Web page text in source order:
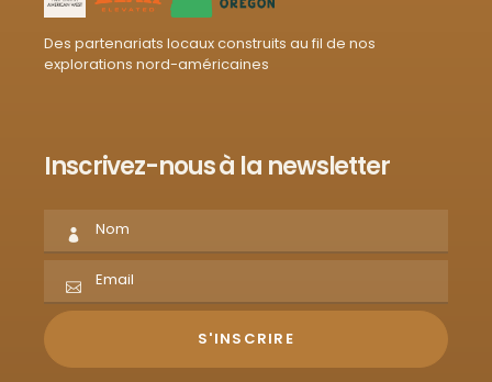
Des partenariats locaux construits au fil de nos
explorations nord-américaines
Inscrivez-nous à la newsletter